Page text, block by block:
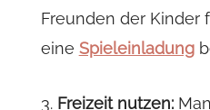
Freunden der Kinder
eine Spieleinladung
3. Freizeit nutzen: